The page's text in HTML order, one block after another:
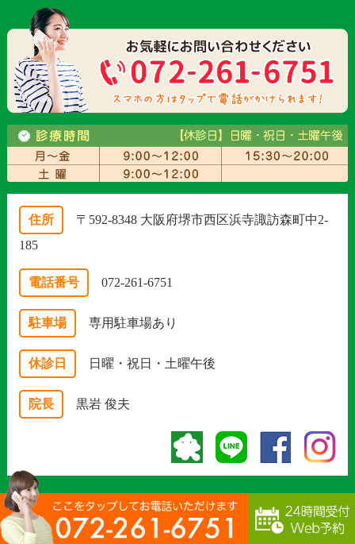
住所
〒592-8348 大阪府堺市西区浜寺諏訪森町中2-
185
電話番号 072-261-6751
駐車場 専用駐車場あり
休診日 日曜・祝日・土曜午後
院長 黒岩 俊夫